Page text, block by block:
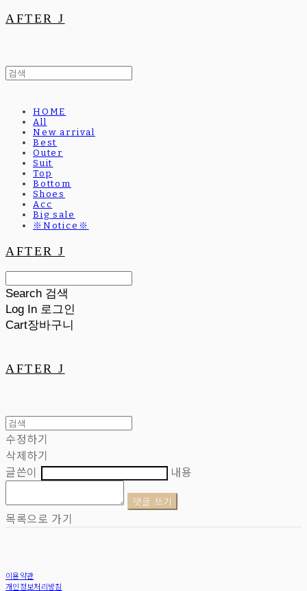
AFTER J
HOME
All
New arrival
Best
Outer
Suit
Top
Bottom
Shoes
Acc
Big sale
※Notice※
AFTER J
Search 검색
Log In 로그인
Cart장바구니
AFTER J
수정하기
삭제하기
글쓴이
내용
댓글 쓰기
목록으로 가기
이용약관
개인정보처리방침